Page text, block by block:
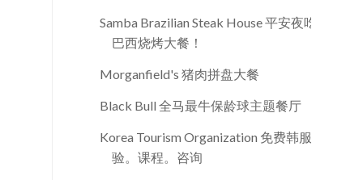
Samba Brazilian Steak House 平安夜吃
巴西烧烤大餐！
Morganfield's 猪肉拼盘大餐
Black Bull 全马最牛保龄球主题餐厅
Korea Tourism Organization 免费韩服体
验。课程。咨询